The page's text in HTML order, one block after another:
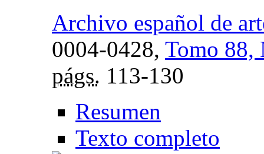
Archivo español de
0004-0428, Tomo 88,
págs. 113-130
Resumen
Texto completo